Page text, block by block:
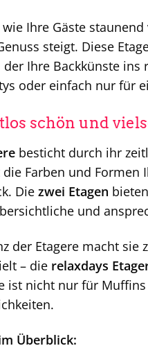
Ihre Gäste
steigt. Diese
Ihre Backkünste
oder einfach nur für
schön und
besticht durch ihr
die Farben und
Die zwei Etagen
und
der Etagere macht
– die relaxdays
ist nicht nur für
Überblick: